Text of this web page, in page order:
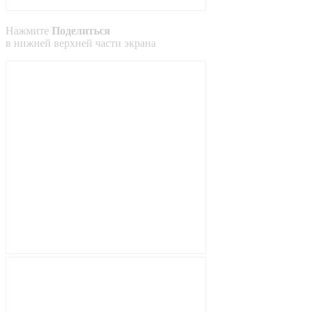
Нажмите Поделиться
в нижней верхней части экрана